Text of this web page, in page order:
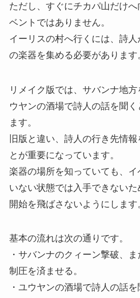
ただし、すぐにチカパ山だけ
ベントではありません。
イーリスの村へ行くには、詩
の楽器を集める必要があります
リメイク版では、サバンナ地
ウヤンの酒場で詩人の話を聞
ます。
旧版と違い、詩人の行き先情
とが重要になっています。
楽器の場所を知っていても、
いない状態では入手できない
開始を飛ばさないようにします
基本の流れは次の通りです。
・サバンナのクィーン撃破、
制圧を済ませる。
・ユウヤンの酒場で詩人の話を